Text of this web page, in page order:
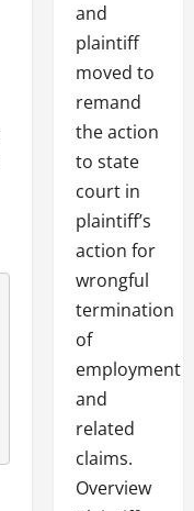
and
plaintiff
moved to
remand
the action
to state
court in
plaintiff’s
action for
wrongful
termination
of
employment
and
related
claims.
Overview